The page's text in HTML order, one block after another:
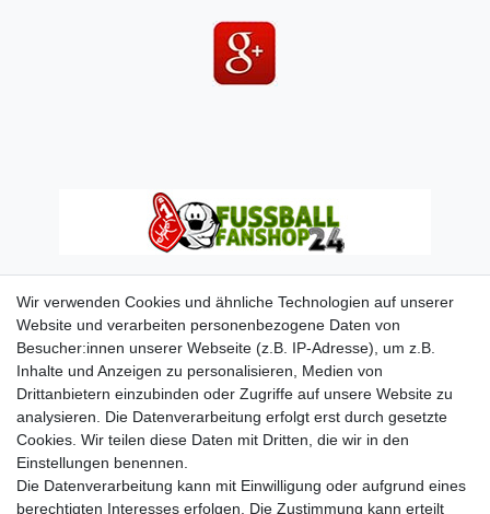
Wir verwenden Cookies und ähnliche Technologien auf unserer
Website und verarbeiten personenbezogene Daten von
Besucher:innen unserer Webseite (z.B. IP-Adresse), um z.B.
Inhalte und Anzeigen zu personalisieren, Medien von
Drittanbietern einzubinden oder Zugriffe auf unsere Website zu
analysieren. Die Datenverarbeitung erfolgt erst durch gesetzte
Cookies. Wir teilen diese Daten mit Dritten, die wir in den
Einstellungen benennen.
Die Datenverarbeitung kann mit Einwilligung oder aufgrund eines
berechtigten Interesses erfolgen. Die Zustimmung kann erteilt